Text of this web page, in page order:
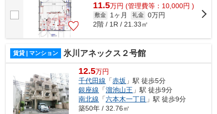
11.5万円 (管理費等：10,000円 )
敷金 1ヶ月 礼金 0万円
2階 / 1R / 21.33㎡
賃貸 | マンション 氷川アネックス２号館
12.5万円
千代田線 「赤坂 」駅 徒歩5分
銀座線 「溜池山王 」駅 徒歩9分
南北線 「六本木一丁目 」駅 徒歩9分
築50年 / 32.76㎡